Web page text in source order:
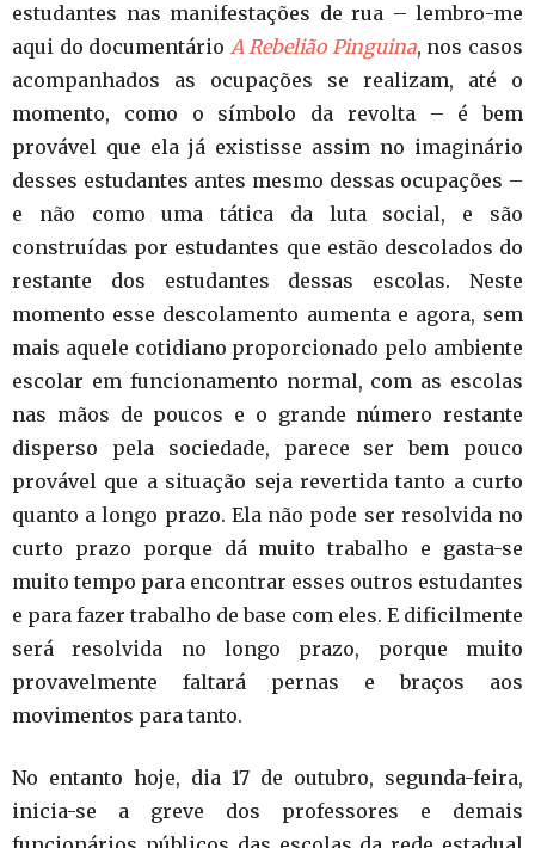
estudantes nas manifestações de rua – lembro-me
aqui do documentário A Rebelião Pinguina, nos casos
acompanhados as ocupações se realizam, até o
momento, como o símbolo da revolta – é bem
provável que ela já existisse assim no imaginário
desses estudantes antes mesmo dessas ocupações –
e não como uma tática da luta social, e são
construídas por estudantes que estão descolados do
restante dos estudantes dessas escolas. Neste
momento esse descolamento aumenta e agora, sem
mais aquele cotidiano proporcionado pelo ambiente
escolar em funcionamento normal, com as escolas
nas mãos de poucos e o grande número restante
disperso pela sociedade, parece ser bem pouco
provável que a situação seja revertida tanto a curto
quanto a longo prazo. Ela não pode ser resolvida no
curto prazo porque dá muito trabalho e gasta-se
muito tempo para encontrar esses outros estudantes
e para fazer trabalho de base com eles. E dificilmente
será resolvida no longo prazo, porque muito
provavelmente faltará pernas e braços aos
movimentos para tanto.
No entanto hoje, dia 17 de outubro, segunda-feira,
inicia-se a greve dos professores e demais